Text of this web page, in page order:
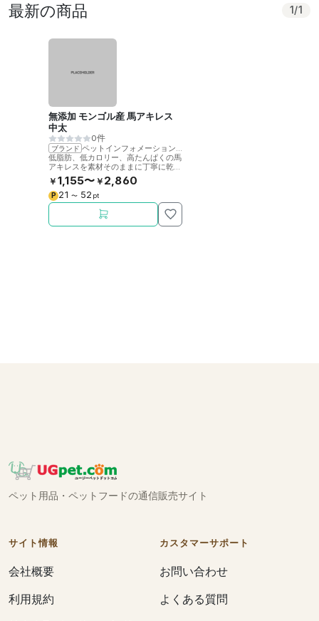
最新の商品 1 /1
無添加 モンゴル産 馬アキレス
中太
0件
ブランド
低脂肪、低カロリー、高たんぱくの馬
アキレスを素材そのままに丁寧に乾燥
させました。噛むことで歯の健康をサ
ポート。
￥ 1,155〜 ￥ 2,860
P 21 〜 52 pt
ペット用品・ペットフードの通信販売サイト
サイト情報
会社概要
利用規約
カスタマーサポート
お問い合わせ
よくある質問